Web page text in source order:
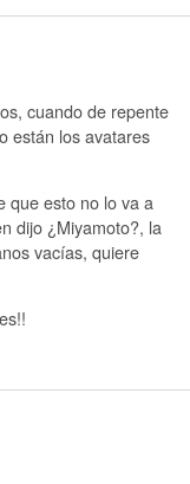
cuando de repente
están los avatares
que esto no lo va a
dijo ¿Miyamoto?, la
vacías, quiere